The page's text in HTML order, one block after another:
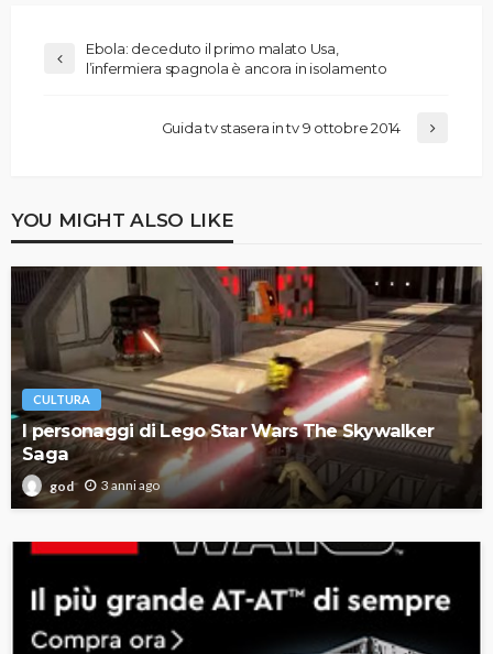
Ebola: deceduto il primo malato Usa,
l’infermiera spagnola è ancora in isolamento
Guida tv stasera in tv 9 ottobre 2014
YOU MIGHT ALSO LIKE
CULTURA
I personaggi di Lego Star Wars The Skywalker
Saga
god 3 anni ago